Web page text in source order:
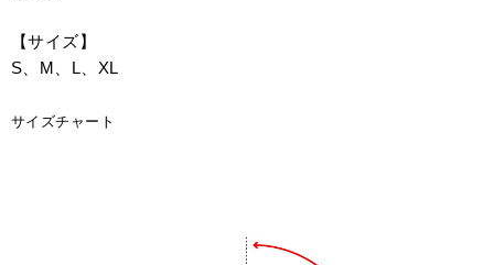
【サイズ】
S、M、L、XL
サイズチャート